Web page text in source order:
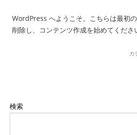
WordPress へようこそ。こちらは最初
削除し、コンテンツ作成を始めてくださ
カ
検索